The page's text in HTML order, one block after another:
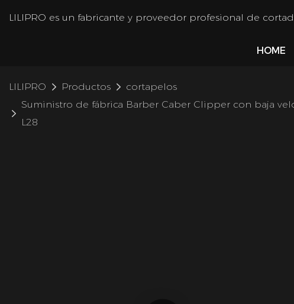
LILIPRO es un fabricante y proveedor profesional de
HOME
LILIPRO Productos
cortapelos
Suministro de fábrica Barber Caber Clipper con baja
L28